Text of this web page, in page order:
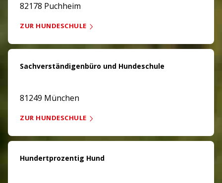
82178 Puchheim
ZUR HUNDESCHULE
Sachverständigenbüro und Hundeschule
81249 München
ZUR HUNDESCHULE
Hundertprozentig Hund